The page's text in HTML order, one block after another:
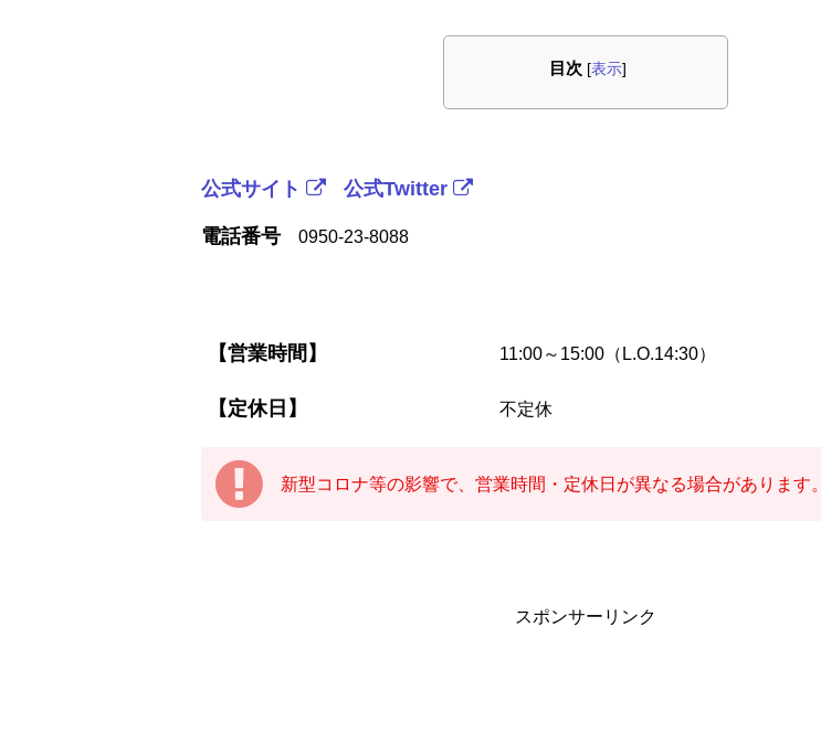
目次 [表示]
公式サイト 公式Twitter
電話番号 0950-23-8088
【営業時間】 11:00～15:00（L.O.14:30）
【定休日】 不定休
新型コロナ等の影響で、営業時間・定休日が異なる場合があります。
スポンサーリンク